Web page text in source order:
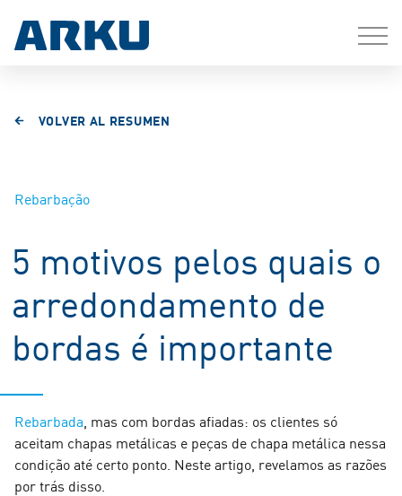
VOLVER AL RESUMEN
Rebarbação
5 motivos pelos quais o
arredondamento de
bordas é importante
Rebarbada , mas com bordas afiadas: os clientes só
aceitam chapas metálicas e peças de chapa metálica nessa
condição até certo ponto. Neste artigo, revelamos as razões
por trás disso.